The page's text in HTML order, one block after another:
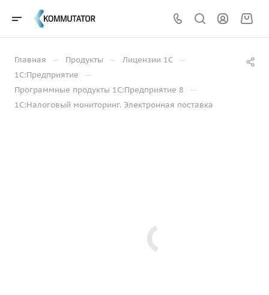
Главная — Продукты — Лицензии 1С —
1С:Предприятие —
Программные продукты 1С:Предприятие 8 —
1С:Налоговый мониторинг. Электронная поставка